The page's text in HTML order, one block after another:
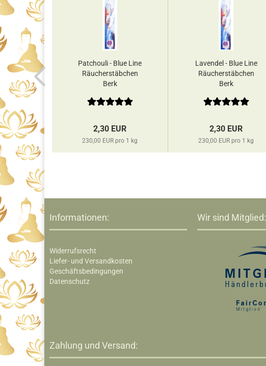
des
1 kg
Patchouli - Blue Line
Räucherstäbchen
Berk
2,30 EUR
230,00 EUR pro 1 kg
Lavendel - Blue Line
Räucherstäbchen
Berk
2,30 EUR
230,00 EUR pro 1 kg
Informationen:
Widerrufsrecht
Liefer- und Versandkosten
Geschäftsbedingungen
Datenschutz
Wir sind Mitglied:
Zahlung und Versand: